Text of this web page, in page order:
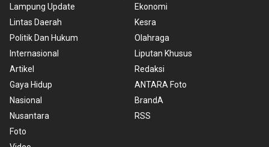
Lampung Update
Lintas Daerah
Politik Dan Hukum
Internasional
Artikel
Gaya Hidup
Nasional
Nusantara
Foto
Ekonomi
Kesra
Olahraga
Liputan Khusus
Redaksi
ANTARA Foto
BrandA
RSS